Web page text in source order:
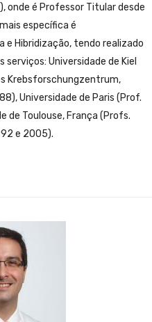
onde é Professor Titular desde
específica é
Hibridização, tendo realizado
Universidade de Kiel
Krebsforschungzentrum,
Universidade de Paris (Prof.
de Toulouse, França (Profs.
e 2005).